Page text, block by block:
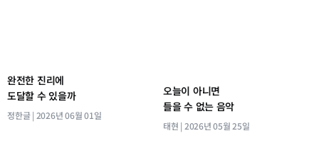
완전한 진리에
도달할 수 있을까
정한글 2026년 06월 01일
오늘이 아니면
들을 수 없는 음악
태현 2026년 05월 25일